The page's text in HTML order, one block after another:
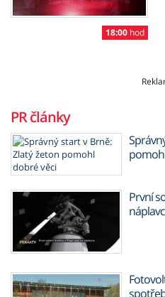
18:00 hod
PR články
První